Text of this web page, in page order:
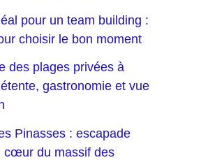
pour un team building :
choisir le bon moment
des plages privées à
gastronomie et vue
Pinasses : escapade
cœur du massif des